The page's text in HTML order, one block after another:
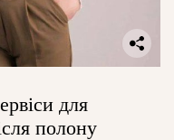
для
полону